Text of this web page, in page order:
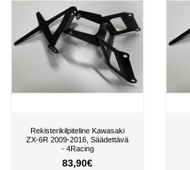
Rekisterikilpiteline Kawasaki
ZX-6R 2009-2016, Säädettävä
- 4Racing
83,90€